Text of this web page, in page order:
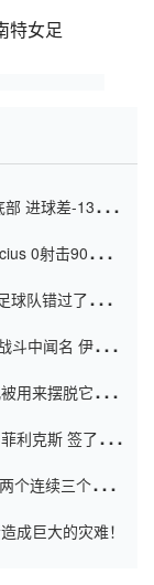
特女足
进球差-13令人
0射击90分钟
球队错过了世界
斗中闻名 伊万放
用来摆脱它
利克斯 签了7年
个连续三个连续
成巨大的灾难！